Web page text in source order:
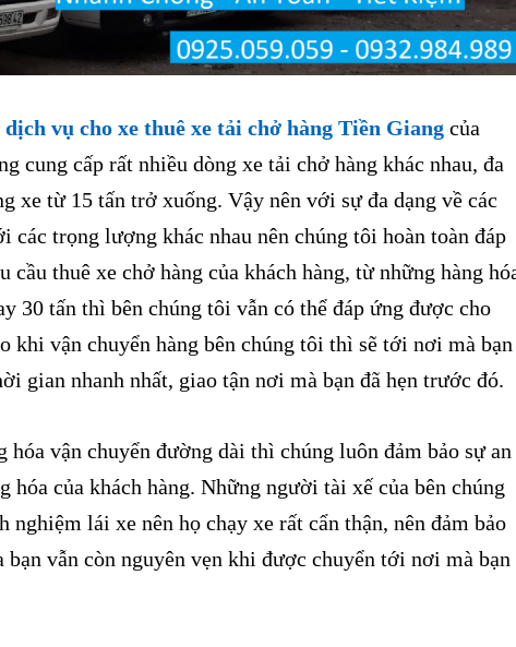
dịch vụ cho xe thuê xe tải chở hàng Tiền Giang của
cung cấp rất nhiều dòng xe tải chở hàng khác nhau, đa
xe từ 15 tấn trở xuống. Vậy nên với sự đa dạng về các
các trọng lượng khác nhau nên chúng tôi hoàn toàn đáp
cầu thuê xe chở hàng của khách hàng, từ những hàng
30 tấn thì bên chúng tôi vẫn có thể đáp ứng được cho
khi vận chuyển hàng bên chúng tôi thì sẽ tới nơi mà bạn
gian nhanh nhất, giao tận nơi mà bạn đã hẹn trước đó.
hóa vận chuyển đường dài thì chúng luôn đảm bảo sự an
hóa của khách hàng. Những người tài xế của bên chúng
nghiệm lái xe nên họ chạy xe rất cẩn thận, nên đảm bảo
bạn vẫn còn nguyên vẹn khi được chuyển tới nơi mà bạn